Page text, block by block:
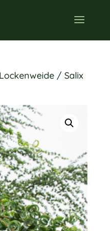
/ Salix